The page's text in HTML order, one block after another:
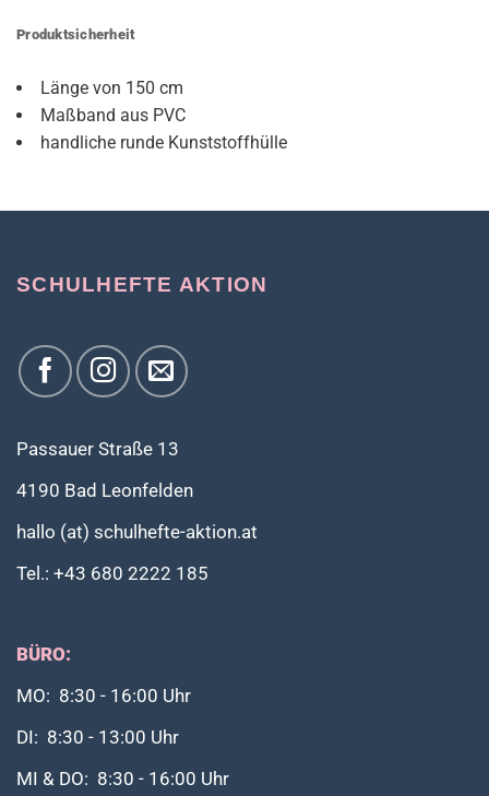
Produktsicherheit
Länge von 150 cm
Maßband aus PVC
handliche runde Kunststoffhülle
SCHULHEFTE AKTION
Passauer Straße 13
4190 Bad Leonfelden
hallo (at) schulhefte-aktion.at
Tel.: +43 680 2222 185
BÜRO:
MO: 8:30 - 16:00 Uhr
DI: 8:30 - 13:00 Uhr
MI & DO: 8:30 - 16:00 Uhr